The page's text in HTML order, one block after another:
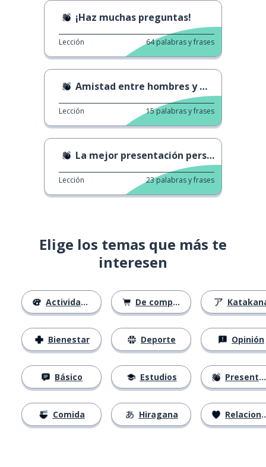
¡Haz muchas preguntas!
Lección 64palabras y frases
Amistad entre hombres y mujeres
Lección 15palabras y frases
La mejor presentación personal
Lección 23palabras y frases
Elige los temas que más te
interesen
Actividades
Bienestar
Básico
Comida
De compras
Deporte
Estudios
Hiragana
Opinión
Presentación
Relaciones